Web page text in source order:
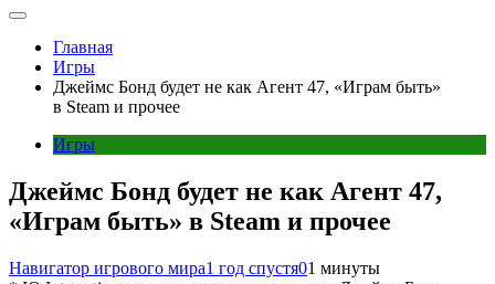
Главная
Игры
Джеймс Бонд будет не как Агент 47, «Играм быть»
в Steam и прочее
Игры
Джеймс Бонд будет не как Агент 47,
«Играм быть» в Steam и прочее
Навигатор игрового мира1 год спустя01 минуты